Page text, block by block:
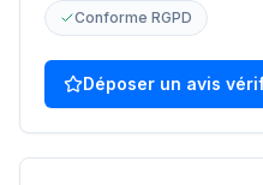
Conforme RGPD
Déposer un avis